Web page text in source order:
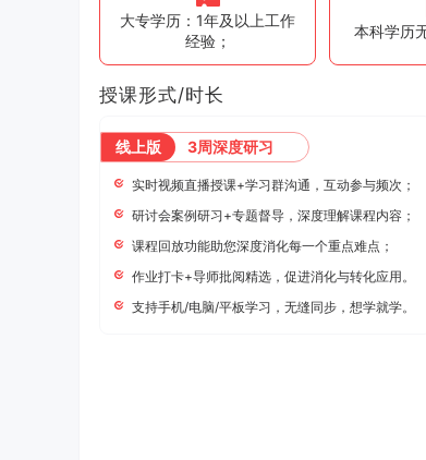
大专学历：1年及以上工作
经验；
本科学历
授课形式/时长
线上版 3周深度研习
实时视频直播授课+学习群沟通，互动参与频次；
研讨会案例研习+专题督导，深度理解课程内容；
课程回放功能助您深度消化每一个重点难点；
作业打卡+导师批阅精选，促进消化与转化应用。
支持手机/电脑/平板学习，无缝同步，想学就学。